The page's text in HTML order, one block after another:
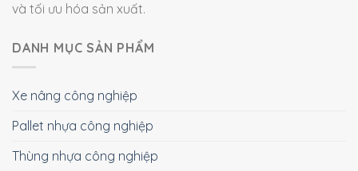
và tối ưu hóa sản xuất.
DANH MỤC SẢN PHẨM
Xe nâng công nghiệp
Pallet nhựa công nghiệp
Thùng nhựa công nghiệp